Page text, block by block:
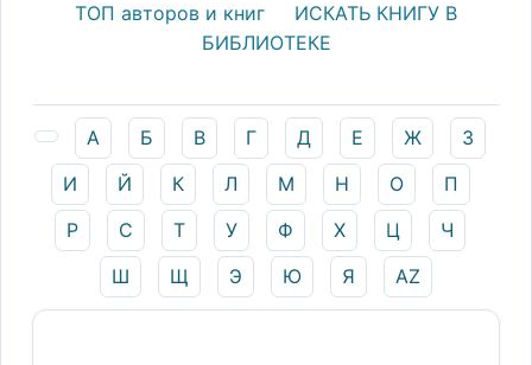
ТОП авторов и книг
ИСКАТЬ КНИГУ В
БИБЛИОТЕКЕ
А Б В Г Д Е Ж
З
И
Й К Л М Н О
П
Р
С Т У Ф Х Ц
Ч
Ш
Щ Э Ю Я AZ